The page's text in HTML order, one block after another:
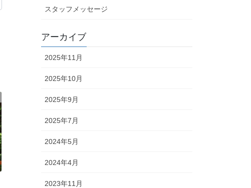
スタッフメッセージ
アーカイブ
2025年11月
2025年10月
2025年9月
2025年7月
2024年5月
2024年4月
2023年11月